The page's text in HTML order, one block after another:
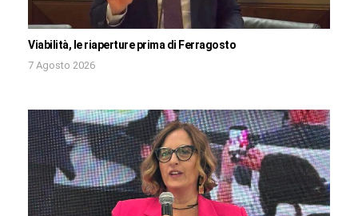
Viabilità, le riaperture prima di Ferragosto
7 Agosto 2026